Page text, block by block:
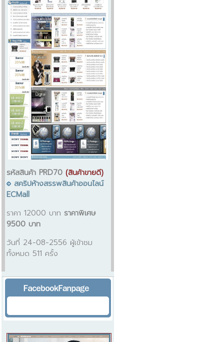
รหัสสินค้า PRD70 (สินค้าขายดี)
สคริปห้างสรรพสินค้าออนไลน์
ECMall
ราคา 12000 บาท ราคาพิเศษ
9500 บาท
วันที่ 24-08-2556 ผู้เข้าชม
ทั้งหมด 511 ครั้ง